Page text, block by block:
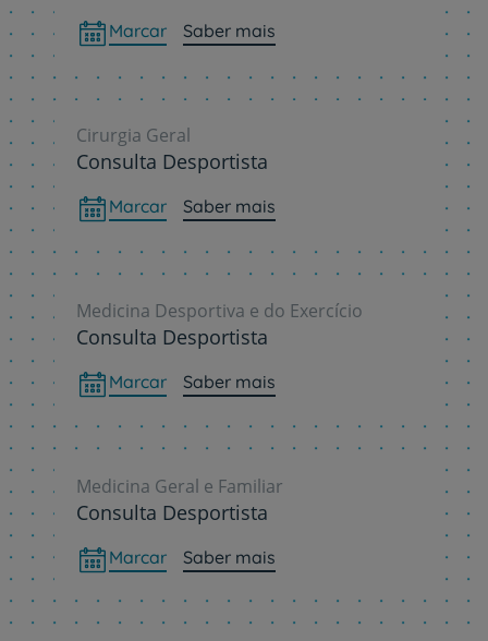
Marcar Saber mais
Cirurgia Geral
Consulta Desportista
Marcar Saber mais
Medicina Desportiva e do Exercício
Consulta Desportista
Marcar Saber mais
Medicina Geral e Familiar
Consulta Desportista
Marcar Saber mais